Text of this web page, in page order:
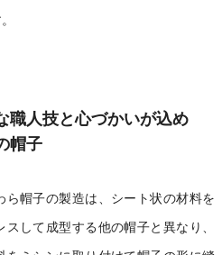
職人技と心づかいが込め
帽子
ら帽子の製造は、シート状の材料を
スして成型する他の帽子と異なり、